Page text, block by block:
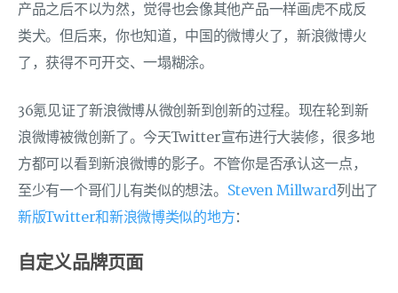
产品之后不以为然，觉得也会像其他产品一样画虎不成反
类犬。但后来，你也知道，中国的微博火了，新浪微博火
了，获得不可开交、一塌糊涂。
36氪见证了新浪微博从微创新到创新的过程。现在轮到新
浪微博被微创新了。今天Twitter宣布进行大装修，很多地
方都可以看到新浪微博的影子。不管你是否承认这一点，
至少有一个哥们儿有类似的想法。 Steven Millward列出了
新版Twitter和新浪微博类似的地方：
自定义品牌页面